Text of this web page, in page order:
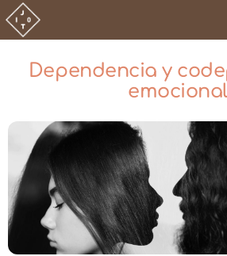
Saltar
al
contenido
Dependencia y
emocional
Ver
imagen
grande